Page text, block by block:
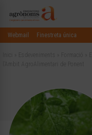
Webmail Finestreta única